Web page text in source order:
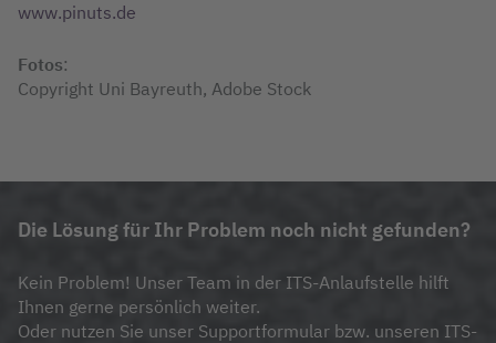
www.pinuts.de
Fotos:
Copyright Uni Bayreuth, Adobe Stock
Die Lösung für Ihr Problem noch nicht gefunden?
Kein Problem! Unser Team in der ITS-Anlaufstelle hilft
Ihnen gerne persönlich weiter.
Oder nutzen Sie unser Supportformular bzw. unseren ITS-